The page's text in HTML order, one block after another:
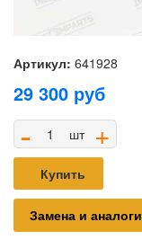
Артикул: 641928
29 300 руб
- шт +
Купить
Замена и аналоги